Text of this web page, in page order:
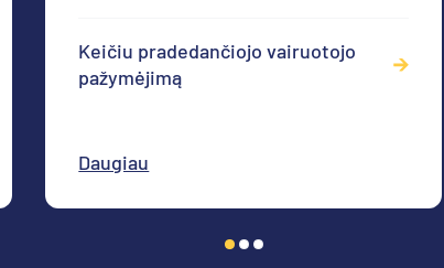
Keičiu pradedančiojo vairuotojo
pažymėjimą
Daugiau